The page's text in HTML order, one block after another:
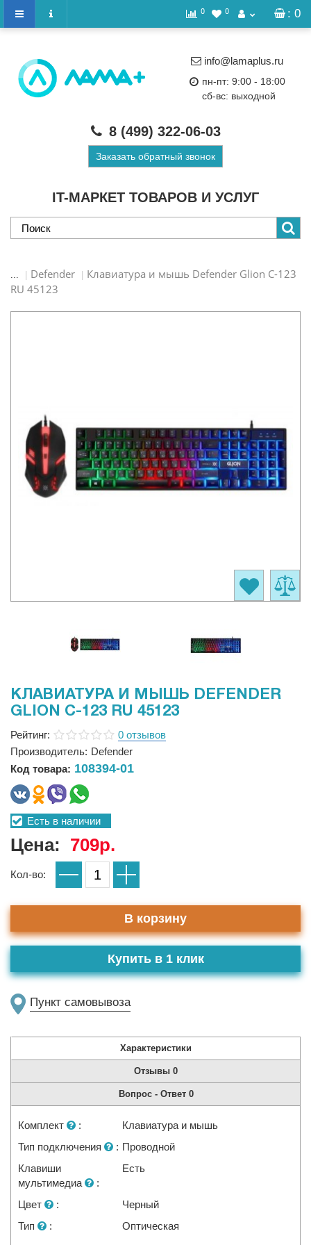
: 0
0 0
IT-МАРКЕТ ТОВАРОВ И УСЛУГ
info@lamaplus.ru
пн-пт: 9:00 - 18:00
сб-вс: выходной
8 (499) 322-06-03
Заказать обратный звонок
... Defender
Клавиатура и мышь Defender Glion C-123
RU 45123
КЛАВИАТУРА И МЫШЬ DEFENDER
GLION C-123 RU 45123
Рейтинг:
0 отзывов
Производитель: Defender
Код товара: 108394-01
Есть в наличии
Цена: 709р.
Кол-во:
В корзину
Пункт самовывоза
Купить в 1 клик
Характеристики
Отзывы 0
Вопрос - Ответ 0
Комплект :
Клавиатура и мышь
Тип подключения
: Проводной
Клавиши
мультимедиа
:
Есть
Цвет :
Черный
Тип
: Оптическая